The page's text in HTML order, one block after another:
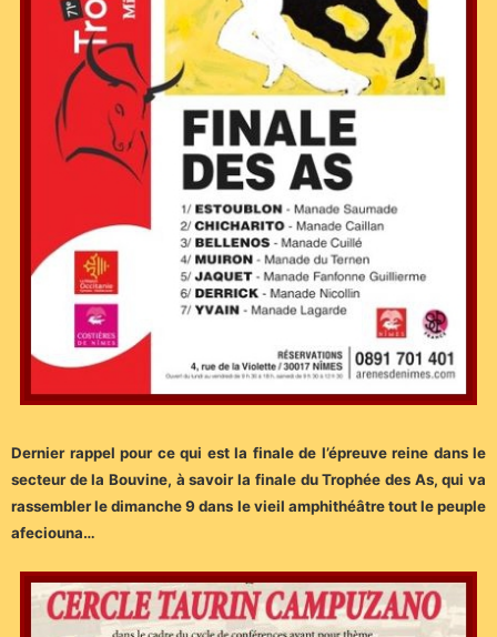
Dernier rappel pour ce qui est la finale de l’épreuve reine dans le
secteur de la Bouvine, à savoir la finale du Trophée des As, qui va
rassembler le dimanche 9 dans le vieil amphithéâtre tout le peuple
afeciouna…